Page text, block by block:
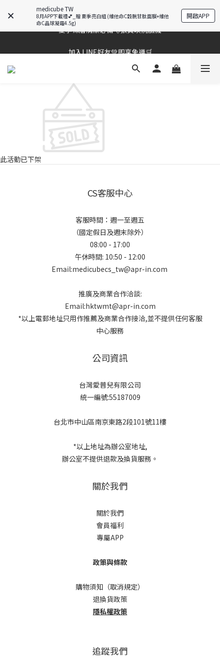
medicube TW
8月APP下載禮💕_贈 夏季亮白組 (維他命C穀胱甘肽面膜+維他
命C晶球凝霜4.5g)
開啟APP
棉片冠軍王✨均一價$899
夏季深層清潔必備🫧張員瑛洗臉機
加入LINE好友💚即享免運🛒
棉片冠軍王✨均一價$899
此活動已下架
CS客服中心
客服時間：週一至週五
（國定假日及週末除外）
08:00 - 17:00
午休時間: 10:50 - 12:00
Email:medicubecs_tw@apr-in.com
推廣及商業合作洽談:
Email:hktwmt@apr-in.com
*以上電郵地址只用作推薦及商業合作接洽,並不提供任何客服
中心服務
公司資訊
台灣愛普兒有限公司
統一編號:55187009
台北市中山區南京東路2段101號11樓
*以上地址為辦公室地址,
辦公室不提供退款及換貨服務。
關於我們
關於我們
會員福利
專屬APP
政策與條款
購物須知（取消規定）
退換貨政策
隱私權政策
追蹤我們